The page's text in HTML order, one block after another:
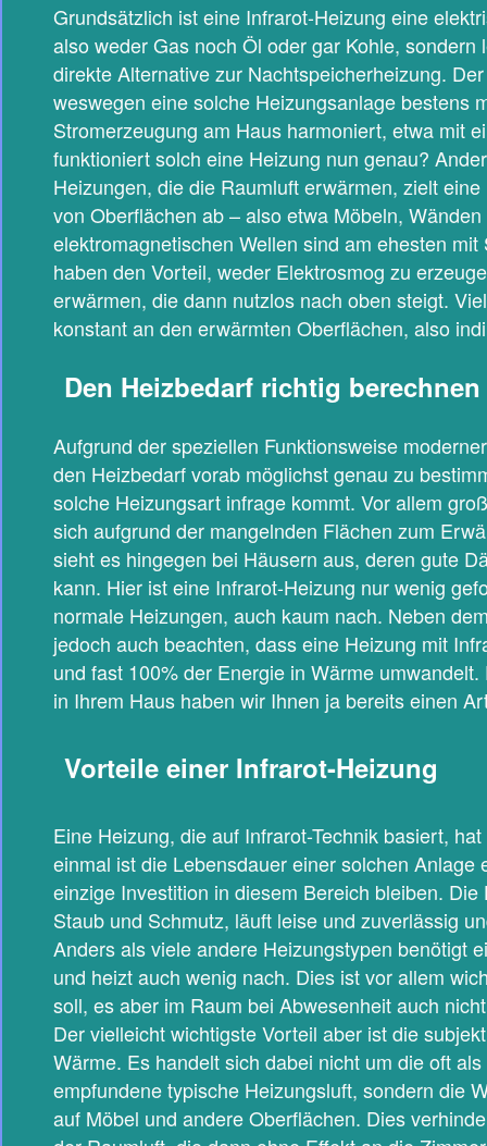
Grundsätzlich ist eine Infrarot-Heizung eine
also weder Gas noch Öl oder gar Kohle,
direkte Alternative zur Nachtspeicherheizung.
weswegen eine solche Heizungsanlage bestens
Stromerzeugung am Haus harmoniert, etwa mit
funktioniert solch eine Heizung nun genau?
Heizungen, die die Raumluft erwärmen, zielt
von Oberflächen ab – also etwa Möbeln,
elektromagnetischen Wellen sind am ehesten
haben den Vorteil, weder Elektrosmog zu
erwärmen, die dann nutzlos nach oben steigt.
konstant an den erwärmten Oberflächen, also
Den Heizbedarf richtig berechnen
Aufgrund der speziellen Funktionsweise
den Heizbedarf vorab möglichst genau zu
solche Heizungsart infrage kommt. Vor allem
sich aufgrund der mangelnden Flächen zum
sieht es hingegen bei Häusern aus, deren gute
kann. Hier ist eine Infrarot-Heizung nur wenig
normale Heizungen, auch kaum nach. Neben
jedoch auch beachten, dass eine Heizung mit
und fast 100% der Energie in Wärme
in Ihrem Haus haben wir Ihnen ja bereits einen
Vorteile einer Infrarot-Heizung
Eine Heizung, die auf Infrarot-Technik basiert,
einmal ist die Lebensdauer einer solchen
einzige Investition in diesem Bereich bleiben.
Staub und Schmutz, läuft leise und zuverlässig
Anders als viele andere Heizungstypen benötigt
und heizt auch wenig nach. Dies ist vor allem
soll, es aber im Raum bei Abwesenheit auch
Der vielleicht wichtigste Vorteil aber ist die
Wärme. Es handelt sich dabei nicht um die oft als
empfundene typische Heizungsluft, sondern die
auf Möbel und andere Oberflächen. Dies